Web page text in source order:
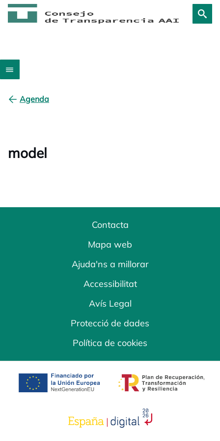
Agenda
model
Contacta
Mapa web
Ajuda'ns a millorar
Accessibilitat
Avís Legal
Protecció de dades
Política de cookies
opens in a new tab opens in a new
opens in a new tab